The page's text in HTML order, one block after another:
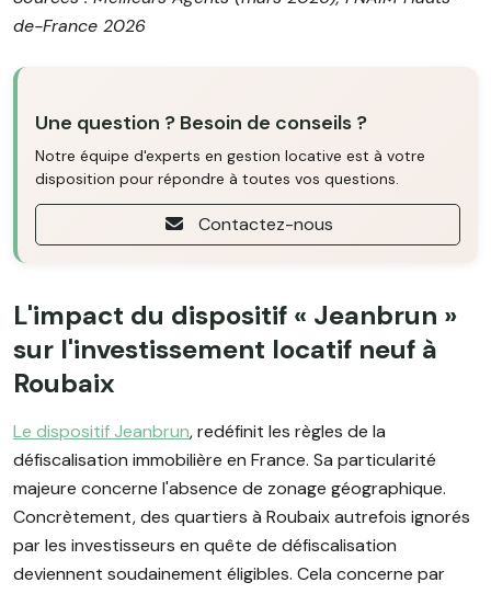
de-France 2026
Une question ? Besoin de conseils ?
Notre équipe d'experts en gestion locative est à votre
disposition pour répondre à toutes vos questions.
Contactez-nous
L'impact du dispositif « Jeanbrun »
sur l'investissement locatif neuf à
Roubaix
Le dispositif Jeanbrun, redéfinit les règles de la
défiscalisation immobilière en France. Sa particularité
majeure concerne l'absence de zonage géographique.
Concrètement, des quartiers à Roubaix autrefois ignorés
par les investisseurs en quête de défiscalisation
deviennent soudainement éligibles. Cela concerne par